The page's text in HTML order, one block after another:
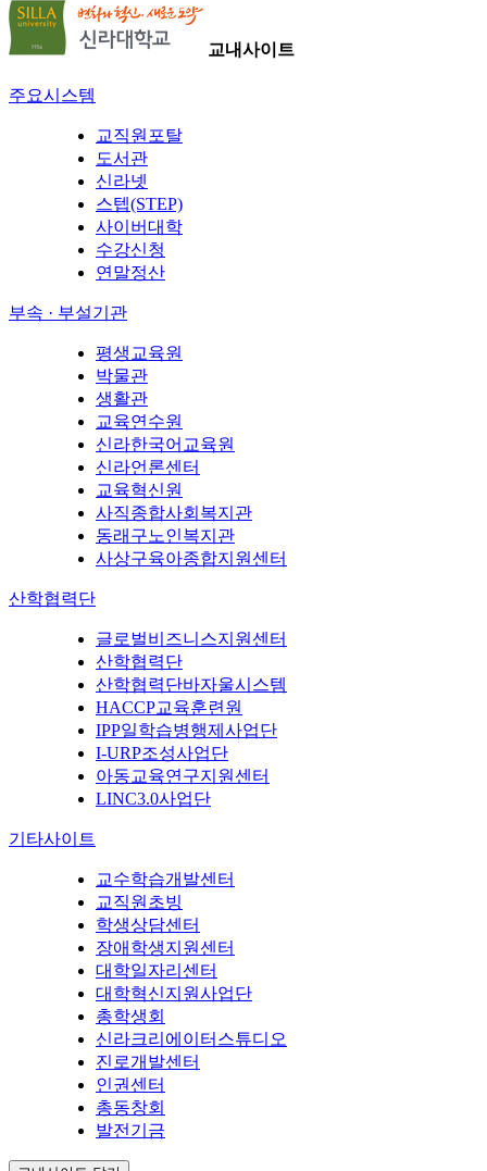
교내사이트
주요시스템
교직원포탈
도서관
신라넷
스텝(STEP)
사이버대학
수강신청
연말정산
부속 · 부설기관
평생교육원
박물관
생활관
교육연수원
신라한국어교육원
신라언론센터
교육혁신원
사직종합사회복지관
동래구노인복지관
사상구육아종합지원센터
산학협력단
글로벌비즈니스지원센터
산학협력단
산학협력단바자울시스템
HACCP교육훈련원
IPP일학습병행제사업단
I-URP조성사업단
아동교육연구지원센터
LINC3.0사업단
기타사이트
교수학습개발센터
교직원초빙
학생상담센터
장애학생지원센터
대학일자리센터
대학혁신지원사업단
총학생회
신라크리에이터스튜디오
진로개발센터
인권센터
총동창회
발전기금